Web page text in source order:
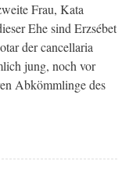
Frau, Kata
Ehe sind Erzsébet
der cancellaria
jung, noch vor
Abkömmlinge des